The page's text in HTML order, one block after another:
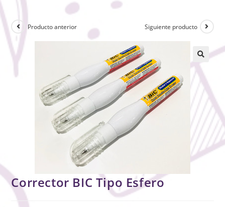
Producto anterior Siguiente producto
🔍
Corrector BIC Tipo Esfero